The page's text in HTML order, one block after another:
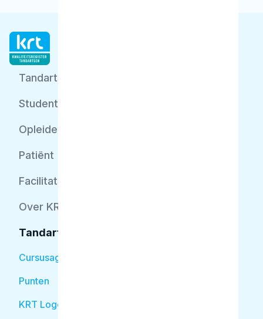
Tandarts
Student
Opleider
Patiënt
Facilitator
Over KRT
Tandarts
Cursusagenda
Punten
KRT Logo